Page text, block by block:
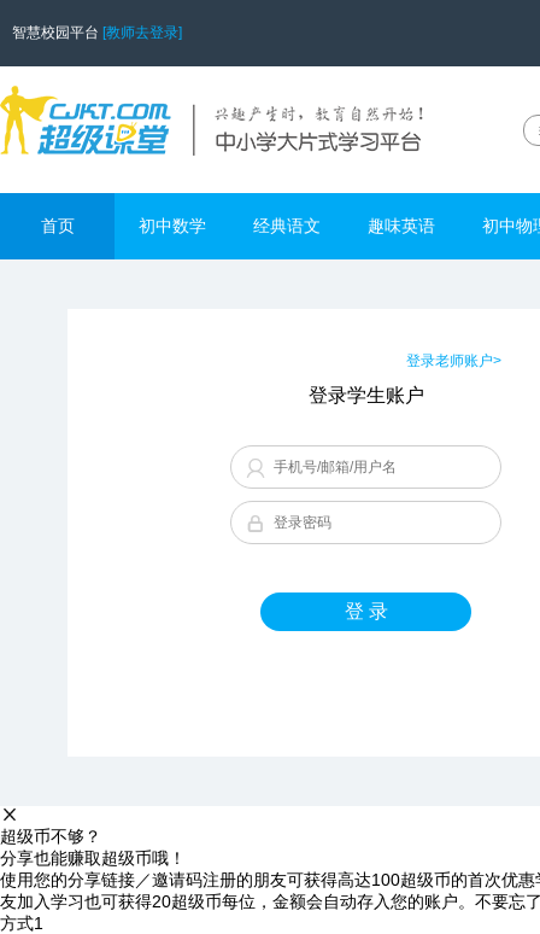
智慧校园平台 [教师去登录]
首页 初中数学 经典语文 趣味英语 初中物
登录老师账户>
登录学生账户
登 录
超级币不够？
分享也能赚取超级币哦！
使用您的分享链接／邀请码注册的朋友可获得高达100超级币的首次优
友加入学习也可获得20超级币每位，金额会自动存入您的账户。不要忘
方式1